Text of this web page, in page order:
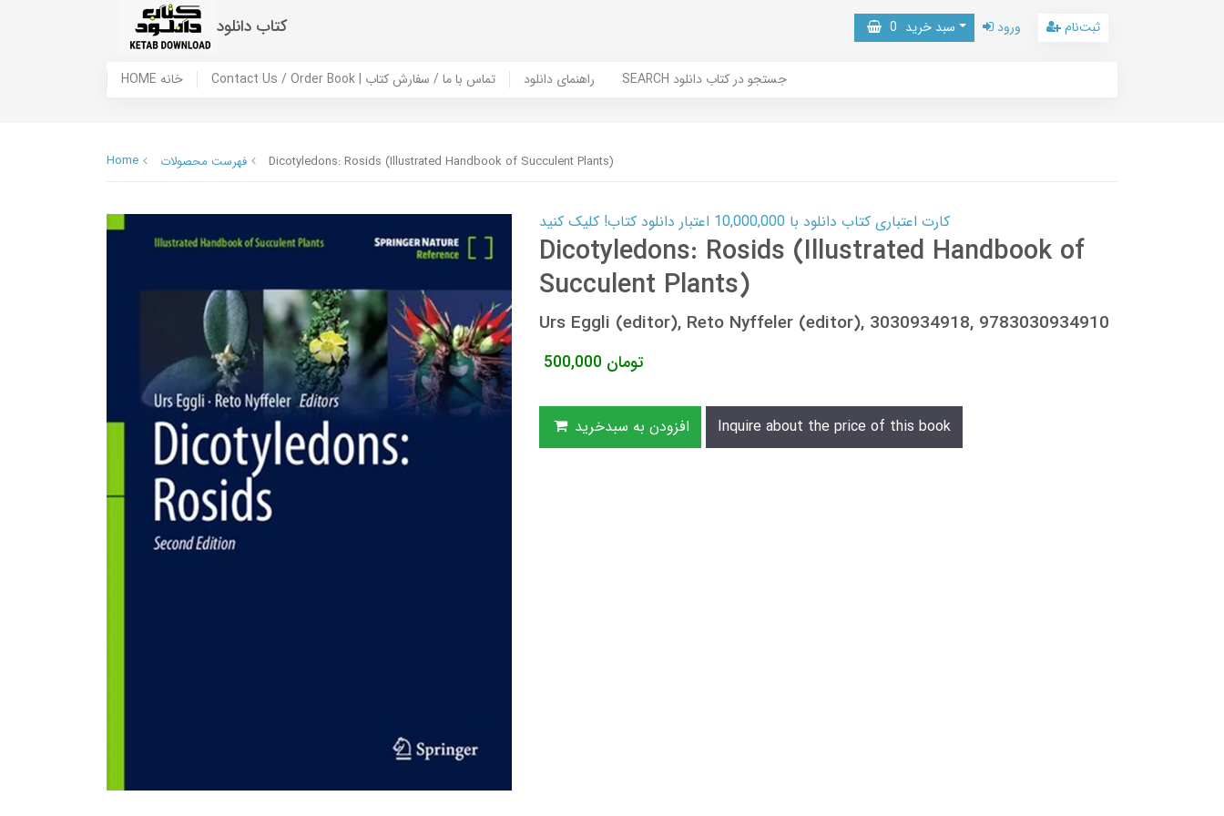
کتاب دانلود سبد خرید 0 ورود ثبت‌نام
HOME خانه Contact Us / Order Book | تماس با ما / سفارش کتاب راهنمای دانلود SEARCH جستجو در کتاب دانلود
Home فهرست محصولات Dicotyledons: Rosids (Illustrated Handbook of Succulent Plants)
کارت اعتباری کتاب دانلود با 10,000,000 اعتبار دانلود کتاب! کلیک کنید
Dicotyledons: Rosids (Illustrated Handbook of
Succulent Plants)
Urs Eggli (editor), Reto Nyffeler (editor), 3030934918, 9783030934910
500,000 تومان
افزودن به سبدخرید Inquire about the price of this book